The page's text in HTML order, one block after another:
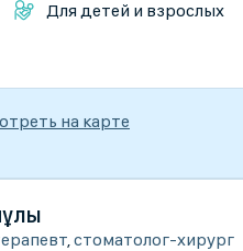
Для детей и взрослых
на карте
,стоматолог-хирург